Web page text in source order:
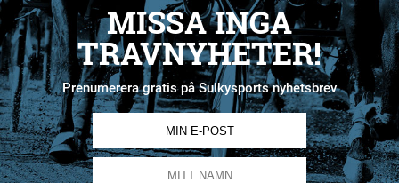
MISSA INGA
TRAVNYHETER!
Prenumerera gratis på Sulkysports nyhetsbrev